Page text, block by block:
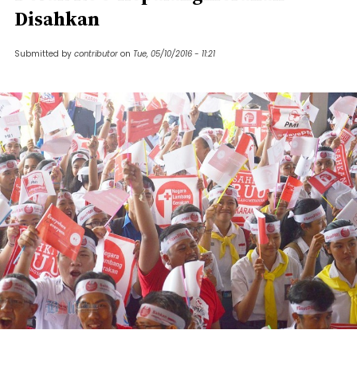
Disahkan
Submitted by contributor on Tue, 05/10/2016 - 11:21